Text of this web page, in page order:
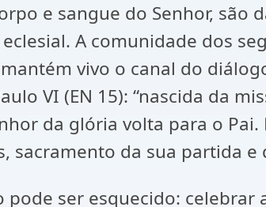
e sangue do Senhor, são
A comunidade dos
vivo o canal do
VI (EN 15): “nascida da
da glória volta para o
sacramento da sua partida
ser esquecido: